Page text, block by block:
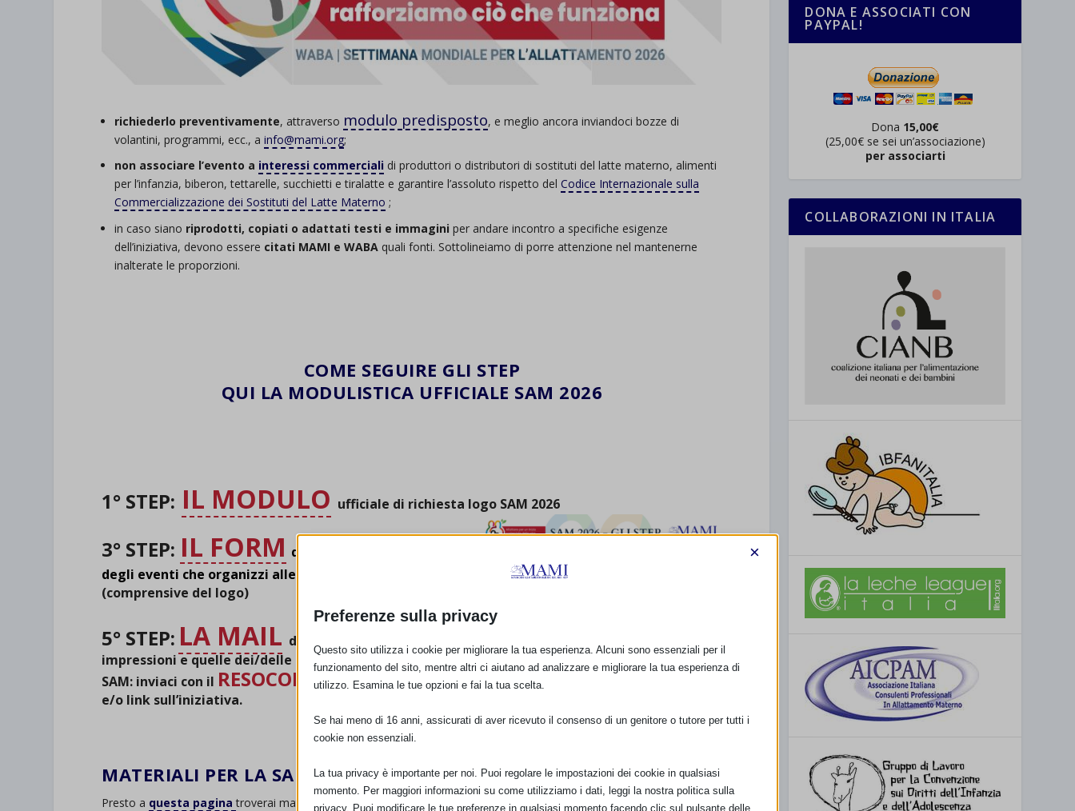
richiederlo preventivamente, attraverso modulo predisposto, e meglio ancora inviandoci bozze di
volantini, programmi, ecc., ainfo@mami.org;
non associare l’evento a interessi commerciali di produttori o distributori di sostituti del latte materno, alimenti
per l’infanzia, biberon, tettarelle, succhietti e tiralatte e garantire l’assoluto rispetto delCodice Internazionale sulla
Commercializzazione dei Sostituti del Latte Materno ;
in caso siano riprodotti, copiati o adattati testi e immagini per andare incontro a specifiche esigenze
dell’iniziativa, devono essere citati MAMI e WABA quali fonti. Sottolineiamo di porre attenzione nel mantenerne
inalterate le proporzioni.
COME SEGUIRE GLI STEP
QUI LA MODULISTICA UFFICIALE SAM 2026
1° STEP: IL MODULO ufficiale di richiesta logo SAM 2026
3° STEP: IL FORM da compilare con i dettagli
degli eventi che organizzi allegando
(comprensive del logo)
5° STEP: LA MAIL dove racconti le tue
impressioni e quelle dei/delle partecipanti al tuo evento
SAM: inviaci con il RESOCONTOanche foto, video
e/o link sull’iniziativa.
MATERIALI PER LA SAM 2026
Presto a questa paginatroverai materiali gratuiti e scaricabili emessi da WABA e tradotti dal MAMI, per celebrare la
DONA E ASSOCIATI CON
PAYPAL!
Dona 15,00€
(25,00€ se sei un’associazione)
per associarti
COLLABORAZIONI IN ITALIA
Preferenze sulla privacy
×
Questo sito utilizza i cookie per migliorare la tua esperienza. Alcuni sono essenziali per il
funzionamento del sito, mentre altri ci aiutano ad analizzare e migliorare la tua esperienza di
utilizzo. Esamina le tue opzioni e fai la tua scelta.
Se hai meno di 16 anni, assicurati di aver ricevuto il consenso di un genitore o tutore per tutti i
cookie non essenziali.
La tua privacy è importante per noi. Puoi regolare le impostazioni dei cookie in qualsiasi
momento. Per maggiori informazioni su come utilizziamo i dati, leggi la nostra politica sulla
privacy. Puoi modificare le tue preferenze in qualsiasi momento facendo clic sul pulsante delle